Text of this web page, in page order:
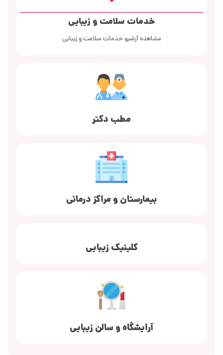
خدمات سلامت و زیبایی
مشاهده آرشیو خدمات سلامت و زیبایی
مطب دکتر
بیمارستان و مراکز درمانی
کلینیک زیبایی
آرایشگاه و سالن زیبایی